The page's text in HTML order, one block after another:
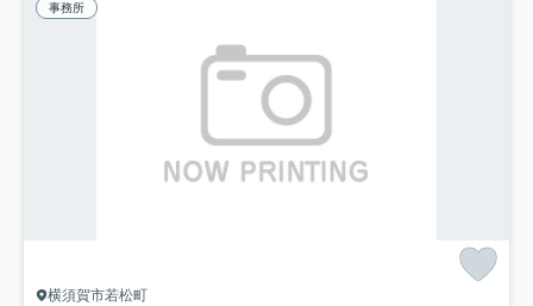
事務所
横須賀市若松町